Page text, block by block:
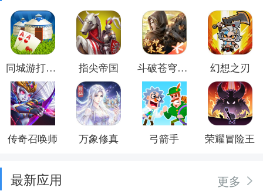
同城游打大尖 指尖帝国 斗破苍穹：异火重燃 幻想之刃
传奇召唤师 万象修真 弓箭手 荣耀冒险王
最新应用 更多